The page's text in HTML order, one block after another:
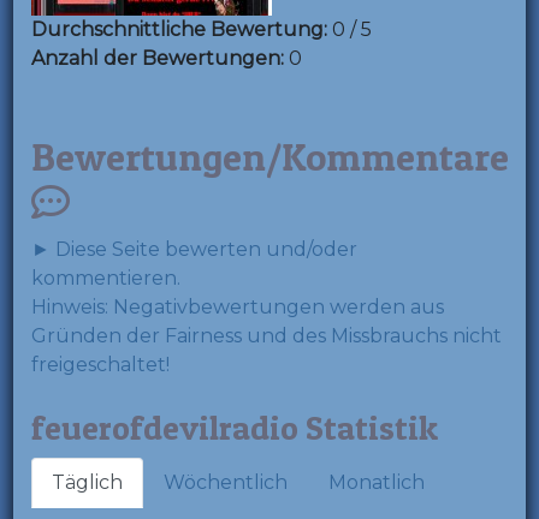
Durchschnittliche Bewertung: 0 / 5
Anzahl der Bewertungen: 0
Bewertungen/Kommentare
► Diese Seite bewerten und/oder
kommentieren.
Hinweis: Negativbewertungen werden aus
Gründen der Fairness und des Missbrauchs nicht
freigeschaltet!
feuerofdevilradio Statistik
Täglich Wöchentlich Monatlich